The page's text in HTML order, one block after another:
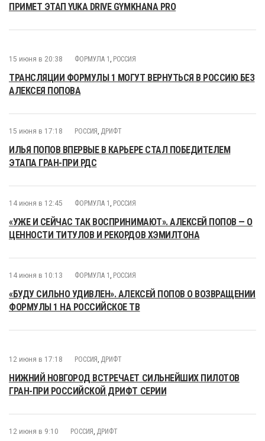
ПРИМЕТ ЭТАП YUKA DRIVE GYMKHANA PRO
15 июня в 20:38 ФОРМУЛА 1 , РОССИЯ
ТРАНСЛЯЦИИ ФОРМУЛЫ 1 МОГУТ ВЕРНУТЬСЯ В РОССИЮ БЕЗ
АЛЕКСЕЯ ПОПОВА
15 июня в 17:18 РОССИЯ , ДРИФТ
ИЛЬЯ ПОПОВ ВПЕРВЫЕ В КАРЬЕРЕ СТАЛ ПОБЕДИТЕЛЕМ
ЭТАПА ГРАН-ПРИ РДС
14 июня в 12:45 ФОРМУЛА 1 , РОССИЯ
«УЖЕ И СЕЙЧАС ТАК ВОСПРИНИМАЮТ». АЛЕКСЕЙ ПОПОВ — О
ЦЕННОСТИ ТИТУЛОВ И РЕКОРДОВ ХЭМИЛТОНА
14 июня в 10:13 ФОРМУЛА 1 , РОССИЯ
«БУДУ СИЛЬНО УДИВЛЕН». АЛЕКСЕЙ ПОПОВ О ВОЗВРАЩЕНИИ
ФОРМУЛЫ 1 НА РОССИЙСКОЕ ТВ
12 июня в 17:18 РОССИЯ , ДРИФТ
НИЖНИЙ НОВГОРОД ВСТРЕЧАЕТ СИЛЬНЕЙШИХ ПИЛОТОВ
ГРАН-ПРИ РОССИЙСКОЙ ДРИФТ СЕРИИ
12 июня в 9:10 РОССИЯ , ДРИФТ